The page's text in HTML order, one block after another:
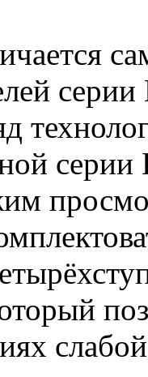
серии